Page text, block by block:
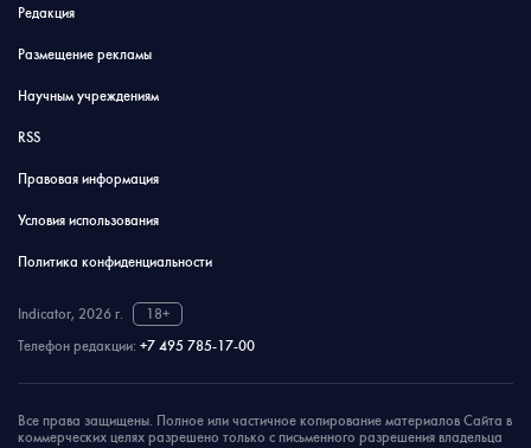
Редакция
Размещение рекламы
Научным учреждениям
RSS
Правовая информация
Условия использования
Политика конфиденциальности
Indicator, 2026 г.
18+
Телефон редакции: +7 495 785-17-00
Все права защищены. Полное или частичное копирование материалов Сайта в
коммерческих целях разрешено только с письменного разрешения владельца